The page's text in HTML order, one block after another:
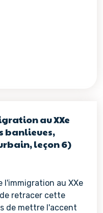
au XXe
banlieues,
leçon 6)
l'immigration au XXe
retracer cette
de mettre l'accent